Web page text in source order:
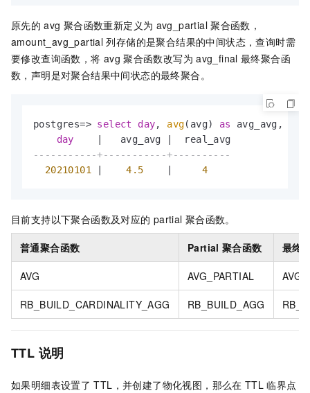
原先的 avg 聚合函数重新定义为 avg_partial 聚合函数，
amount_avg_partial 列存储的是聚合结果的中间状态，查询时需
要修改查询函数，将 avg 聚合函数改写为 avg_final 最终聚合函
数，声明是对聚合结果中间状态的最终聚合。
postgres=> select day, avg(avg) as
avg_avg,
day
   avg_avg
-----------+-----------+----------
20210101
4.5 4
目前支持以下聚合函数及对应的 partial 聚合函数。
普通聚合函数 Partial 聚合函数 最终
AVG AVG_PARTIAL
RB_BUILD_CARDINALITY_AGG RB_BUILD_AGG
TTL 说明
如果明细表设置了 TTL，并创建了物化视图，那么在 TTL 临界点